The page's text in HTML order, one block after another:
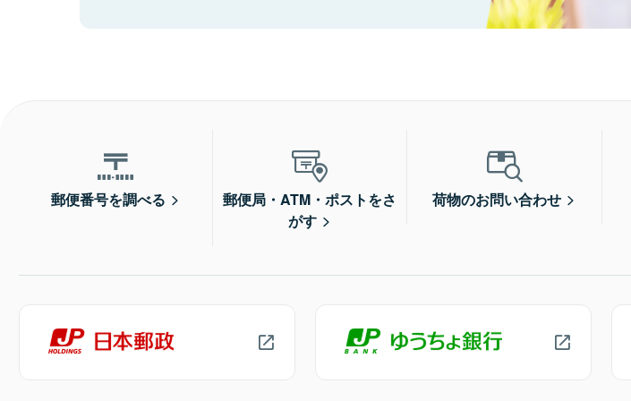
郵便番号を調べる
郵便局・ATM・ポストをさ
がす
荷物のお問い合わせ